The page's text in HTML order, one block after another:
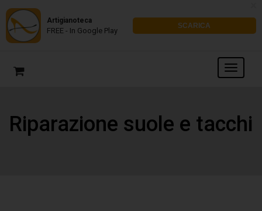
Artigianoteca
FREE - In Google Play
SCARICA
Riparazione suole e tacchi